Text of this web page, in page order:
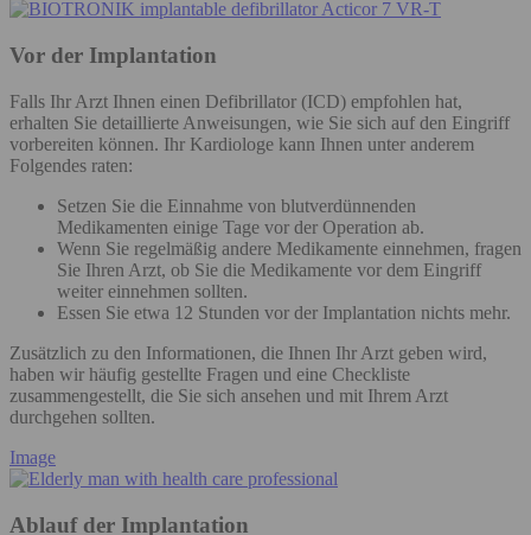
Vor der Implantation
Falls Ihr Arzt Ihnen einen Defibrillator (ICD) empfohlen hat,
erhalten Sie detaillierte Anweisungen, wie Sie sich auf den Eingriff
vorbereiten können. Ihr Kardiologe kann Ihnen unter anderem
Folgendes raten:
Setzen Sie die Einnahme von blutverdünnenden
Medikamenten einige Tage vor der Operation ab.
Wenn Sie regelmäßig andere Medikamente einnehmen, fragen
Sie Ihren Arzt, ob Sie die Medikamente vor dem Eingriff
weiter einnehmen sollten.
Essen Sie etwa 12 Stunden vor der Implantation nichts mehr.
Zusätzlich zu den Informationen, die Ihnen Ihr Arzt geben wird,
haben wir häufig gestellte Fragen und eine Checkliste
zusammengestellt, die Sie sich ansehen und mit Ihrem Arzt
durchgehen sollten.
Image
Ablauf der Implantation